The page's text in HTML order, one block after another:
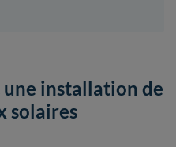
une installation de
solaires